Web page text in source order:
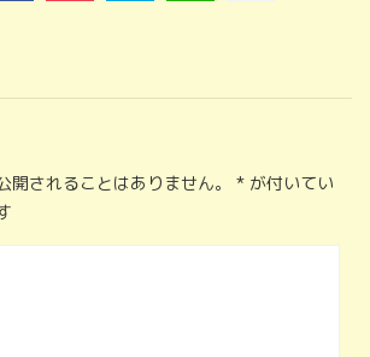
開されることはありません。 * が付いてい